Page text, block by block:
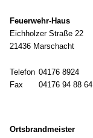
Feuerwehr-Haus
Eichholzer Straße 22
21436 Marschacht
Telefon 04176 8924
Fax
04176 94 88 64
Ortsbrandmeister